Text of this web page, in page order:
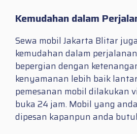
Kemudahan dalam
Sewa mobil Jakarta Blitar
kemudahan dalam
bepergian dengan
kenyamanan lebih baik
pemesanan mobil dilakukan
buka 24 jam. Mobil yang
dipesan kapanpun anda